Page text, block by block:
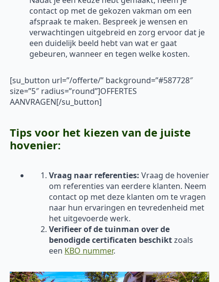
contact op met de gekozen vakman om een
afspraak te maken. Bespreek je wensen en
verwachtingen uitgebreid en zorg ervoor dat je
een duidelijk beeld hebt van wat er gaat
gebeuren, wanneer en tegen welke kosten.
[su_button url=”/offerte/” background=”#587728″
size=”5″ radius=”round”]OFFERTES
AANVRAGEN[/su_button]
Tips voor het kiezen van de juiste
hovenier:
Vraag naar referenties: Vraag de hovenier
om referenties van eerdere klanten. Neem
contact op met deze klanten om te vragen
naar hun ervaringen en tevredenheid met
het uitgevoerde werk.
Verifieer of de tuinman over de
benodigde certificaten beschiktzoals
een KBO nummer.